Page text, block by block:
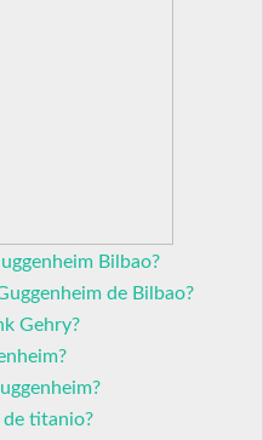
Bilbao?
de Bilbao?
Gehry?
de titanio?